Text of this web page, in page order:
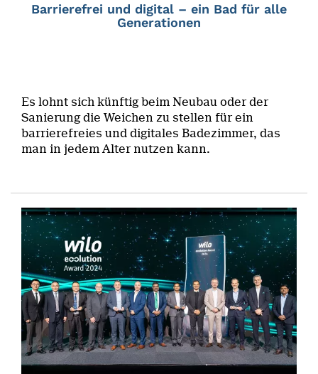
Barrierefrei und digital – ein Bad für alle
Generationen
Es lohnt sich künftig beim Neubau oder der
Sanierung die Weichen zu stellen für ein
barrierefreies und digitales Badezimmer, das
man in jedem Alter nutzen kann.